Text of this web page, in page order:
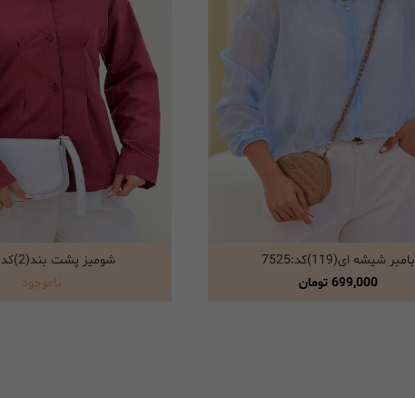
انتخاب گزینه ها
بامبر شیشه ای(119)کد:7525
699,000 تومان
انتخاب گزینه ها
شومیز پشت بند(2)کد:7523
ناموجود